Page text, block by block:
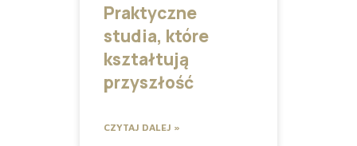
Praktyczne
studia, które
kształtują
przyszłość
CZYTAJ DALEJ »